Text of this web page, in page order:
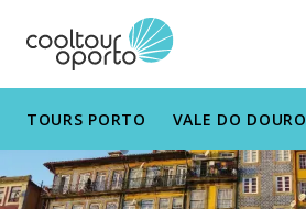
TOURS PORTO VALE DO DOURO